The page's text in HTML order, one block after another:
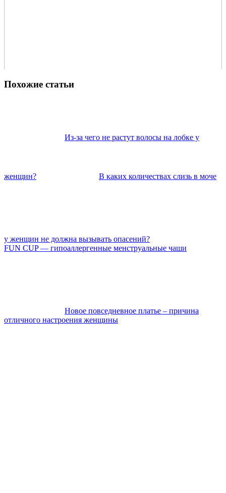
Похожие статьи
Из-за чего не растут волосы на лобке у
женщин? В каких количествах слизь в моче
у женщин не должна вызывать опасений?
FUN CUP — гипоаллергенные менструальные чаши
Новое повседневное платье – причина
отличного настроения женщины